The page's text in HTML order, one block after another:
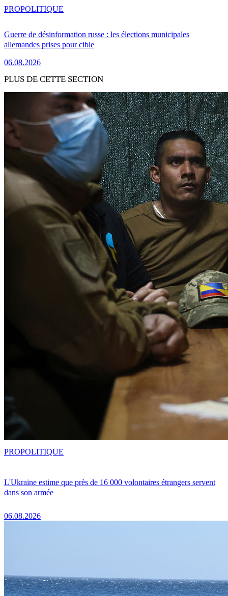
Guerre de désinformation russe : les élections municipales
allemandes prises pour cible
06.08.2026
PROPOLITIQUE
PLUS DE CETTE SECTION
L'Ukraine estime que près de 16 000 volontaires étrangers servent
dans son armée
06.08.2026
PROPOLITIQUE